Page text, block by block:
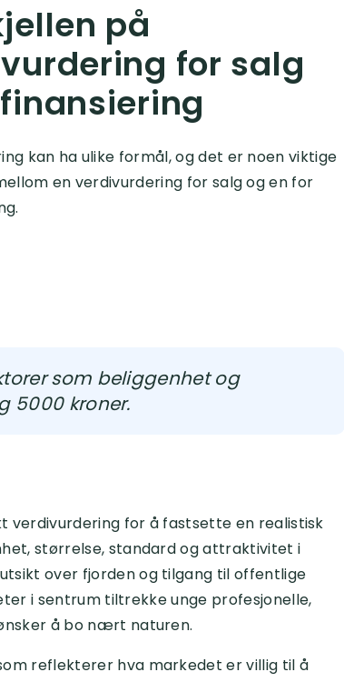
på
for salg
kan ha ulike formål, og det er noen viktige
en verdivurdering for salg og en for
som beliggenhet og
5000 kroner.
verdivurdering for å fastsette en realistisk
størrelse, standard og attraktivitet i
over fjorden og tilgang til offentlige
i sentrum tiltrekke unge profesjonelle,
å bo nært naturen.
reflekterer hva markedet er villig til å